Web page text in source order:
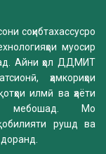
соҳибтахассусро
муосир
Айни ҳол ДДМИТ
ҳамкориҳои
илмӣ ва ҳаёти
мебошад. Мо
рушд ва